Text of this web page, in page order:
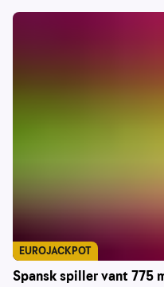
Spansk spiller vant 775
EUROJACKPOT